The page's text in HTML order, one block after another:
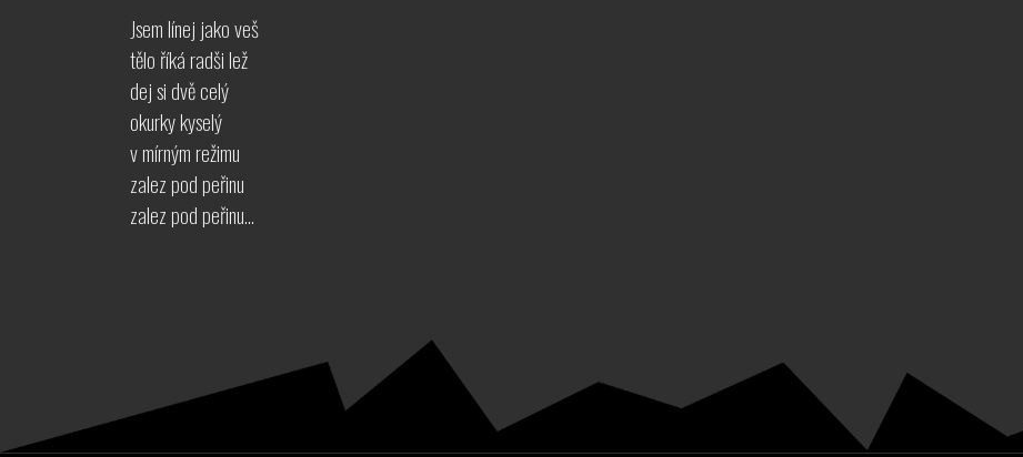
Jsem línej jako veš
tělo říká radši lež
dej si dvě celý
okurky kyselý
v mírným režimu
zalez pod peřinu
zalez pod peřinu…